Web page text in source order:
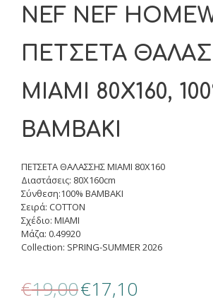
NEF NEF
ΠΕΤΣΕΤΑ
MIAMI 80X160,
BAMBAKI
ΠΕΤΣΕΤΑ ΘΑΛΑΣΣΗΣ MIAMI 80X160
Διαστάσεις: 80X160cm
Σύνθεση:100% BAMBAKI
Σειρά: COTTON
Σχέδιο: MIAMI
Μάζα: 0.49920
Collection: SPRING-SUMMER 2026
€19,00 price
was:
€17,10